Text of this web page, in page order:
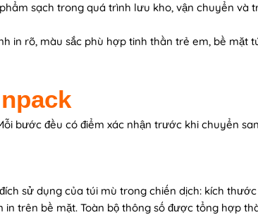
sạch trong quá trình lưu kho, vận chuyển và
in rõ, màu sắc phù hợp tinh thần trẻ em, bề mặt
bước đều có điểm xác nhận trước khi chuyển
sử dụng của túi mù trong chiến dịch: kích
trên bề mặt. Toàn bộ thông số được tổng hợp